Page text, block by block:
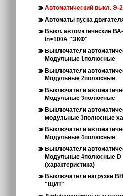
Автоматический выкл.
Автоматы пуска
Выкл. автоматические
In>100A "ЭКФ"
Выключатели
Модульные 1полюсные
Выключатели
Модульные 2полюсные
Выключатели
Модульные 3полюсные
Выключатели
модульные 3полюсные
Выключатели
Модульные 4полюсные
Выключатели
Модульные 4полюсные D
(характеристика)
Выключатели нагрузки
"ЩИТ"